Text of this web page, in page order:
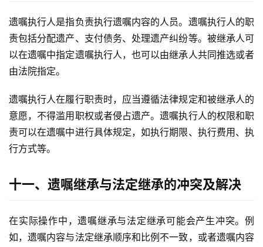
遗嘱执行人是指负责执行遗嘱内容的人员。遗嘱执行人的职
责包括分配遗产、支付债务、处理遗产纠纷等。被继承人可
以在遗嘱中指定遗嘱执行人，也可以由继承人共同推选或者
由法院指定。
遗嘱执行人在履行职责时，应当遵循法律规定和被继承人的
意愿，不得滥用职权或者侵占遗产。遗嘱执行人的权限和职
责可以在遗嘱中进行具体规定，如执行期限、执行费用、执
行方式等。
十一、遗嘱继承与法定继承的冲突及解决
在实际操作中，遗嘱继承与法定继承可能会产生冲突。例
如，遗嘱内容与法定继承顺序和比例不一致，或者遗嘱内容